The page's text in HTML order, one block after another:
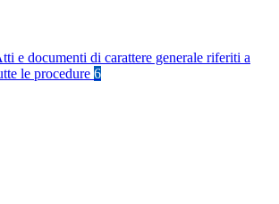
e documenti di carattere generale riferiti a
le procedure 6